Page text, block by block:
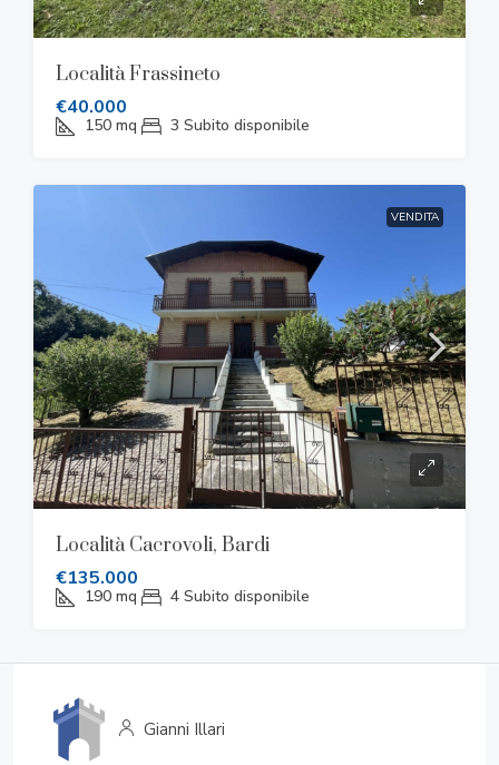
Località Frassineto
€40.000
150 mq 3 Subito disponibile
VENDITA
Località Cacrovoli, Bardi
€135.000
190 mq 4 Subito disponibile
Gianni Illari